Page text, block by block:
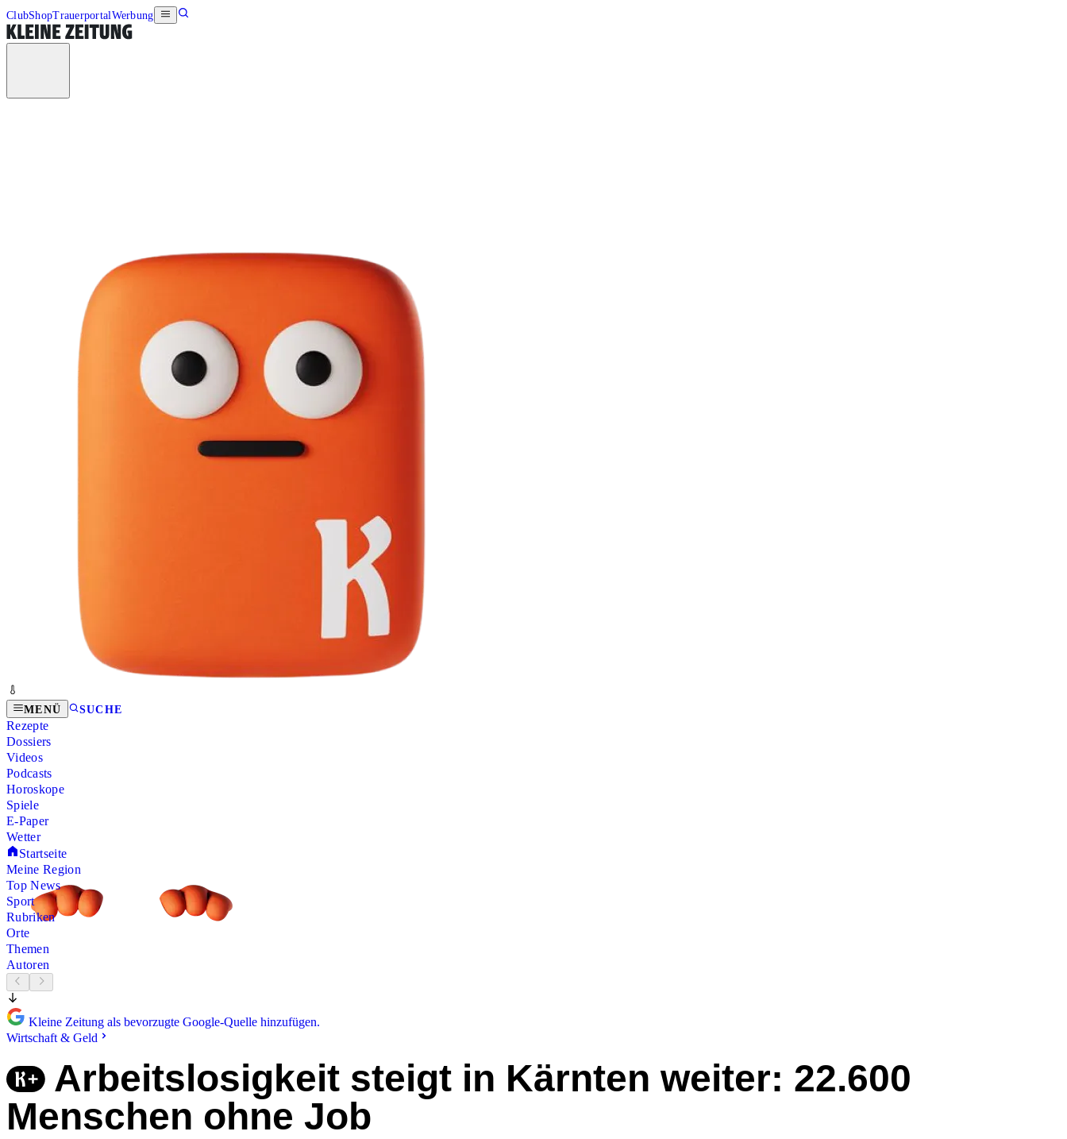
ClubShopTrauerportalWerbung
MENÜ SUCHE
Rezepte
Dossiers
Videos
Podcasts
Horoskope
Spiele
E-Paper
Wetter
Startseite
Meine Region
Top News
Sport
Rubriken
Orte
Themen
Autoren
Kleine Zeitung als bevorzugte Google-Quelle hinzufügen.
Wirtschaft & Geld
Arbeitslosigkeit steigt in Kärnten weiter: 22.600
Menschen ohne Job